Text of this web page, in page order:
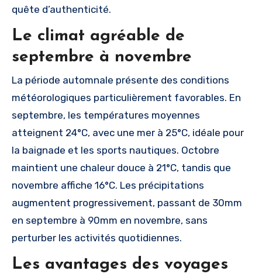
quête d’authenticité.
Le climat agréable de
septembre à novembre
La période automnale présente des conditions
météorologiques particulièrement favorables. En
septembre, les températures moyennes
atteignent 24°C, avec une mer à 25°C, idéale pour
la baignade et les sports nautiques. Octobre
maintient une chaleur douce à 21°C, tandis que
novembre affiche 16°C. Les précipitations
augmentent progressivement, passant de 30mm
en septembre à 90mm en novembre, sans
perturber les activités quotidiennes.
Les avantages des voyages